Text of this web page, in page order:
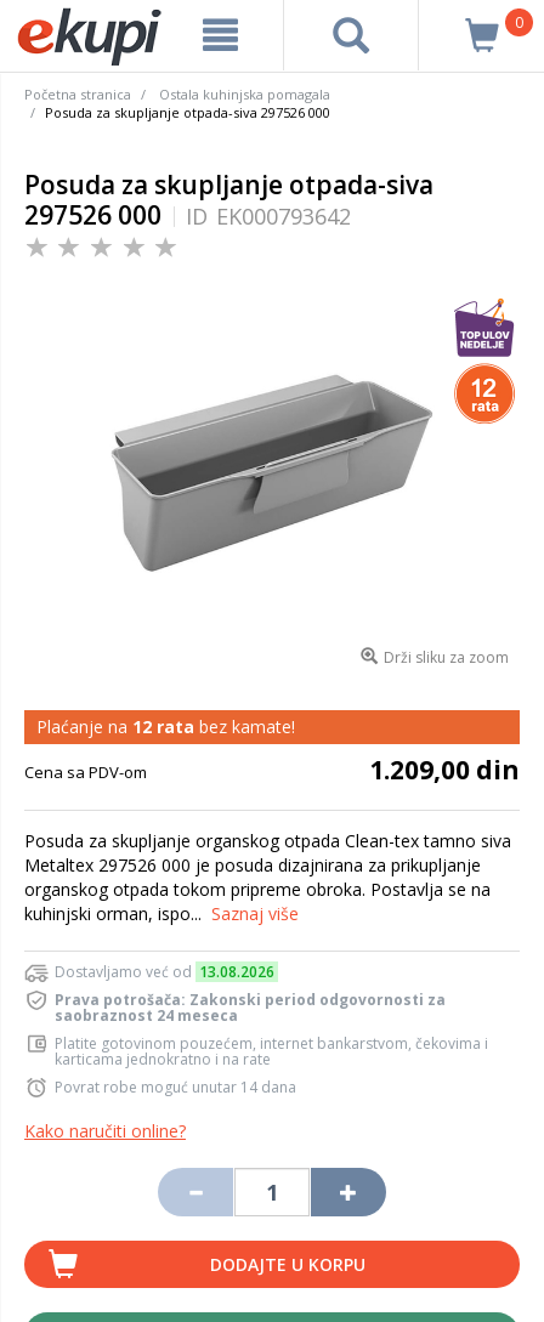
0
Početna stranica
Ostala kuhinjska pomagala
Posuda za skupljanje otpada-siva 297526 000
Posuda za skupljanje otpada-siva
297526 000
ID EK000793642
Drži sliku za zoom
Plaćanje na 12 rata bez kamate!
Cena sa PDV-om 1.209,00 din
Posuda za skupljanje organskog otpada Clean-tex tamno siva
Metaltex 297526 000 je posuda dizajnirana za prikupljanje
organskog otpada tokom pripreme obroka. Postavlja se na
kuhinjski orman, ispo... Saznaj više
Dostavljamo već od 13.08.2026
Prava potrošača: Zakonski period odgovornosti za
saobraznost 24 meseca
Platite gotovinom pouzećem, internet bankarstvom, čekovima i
karticama jednokratno i na rate
Povrat robe moguć unutar 14 dana
Kako naručiti online?
DODAJTE U KORPU